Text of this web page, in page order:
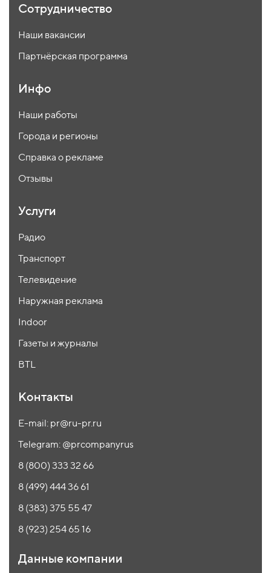
Сотрудничество
Наши вакансии
Партнёрская программа
Инфо
Наши работы
Города и регионы
Справка о рекламе
Отзывы
Услуги
Радио
Транспорт
Телевидение
Наружная реклама
Indoor
Газеты и журналы
BTL
Контакты
E-mail: pr@ru-pr.ru
Telegram: @prcompanyrus
8 (800) 333 32 66
8 (499) 444 36 61
8 (383) 375 55 47
8 (923) 254 65 16
Данные компании